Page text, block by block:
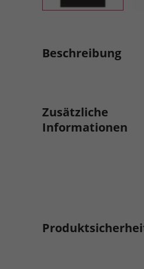
Beschreibung
Zusätzliche
Informationen